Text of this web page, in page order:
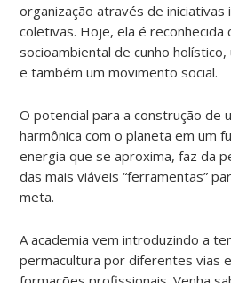
organização através de iniciativas
coletivas. Hoje, ela é reconhecida
socioambiental de cunho
e também um movimento social.
O potencial para a construção de
harmônica com o planeta em um
energia que se aproxima, faz da
das mais viáveis “ferramentas”
meta.
A academia vem introduzindo a
permacultura por diferentes vias